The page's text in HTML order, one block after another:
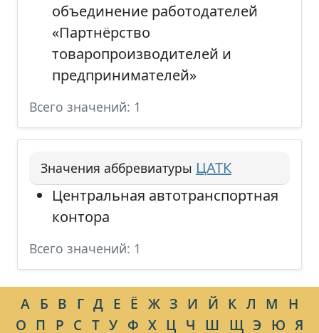
объединение работодателей
«Партнёрство
товаропроизводителей и
предпринимателей»
Всего значений: 1
Значения аббревиатуры ЦАТК
Центральная автотранспортная
контора
Всего значений: 1
А Б В Г Д Е Ё Ж З И Й К Л М
Н
О П Р С Т У Ф Х Ц Ч Ш Щ Э Ю Я